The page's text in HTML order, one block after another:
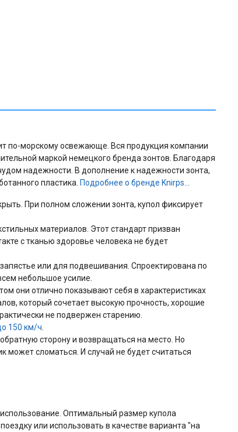
по-морскому освежающе. Вся продукция компании
маркой немецкого бренда зонтов. Благодаря
надежности. В дополнение к надежности зонта,
пластика. Подробнее о бренде Knirps...
При полном сложении зонта, купол фиксирует
материалов. Этот стандарт призван
с тканью здоровье человека не будет
или для подвешивания. Спроектирована по
небольшое усилие.
они отлично показывают себя в характеристиках
который сочетает высокую прочность, хорошие
не подвержен старению.
150 км/ч
сторону и возвращаться на место. Но
может сломаться. И случай не будет считаться
Оптимальный размер купола
или использовать в качестве варианта "на